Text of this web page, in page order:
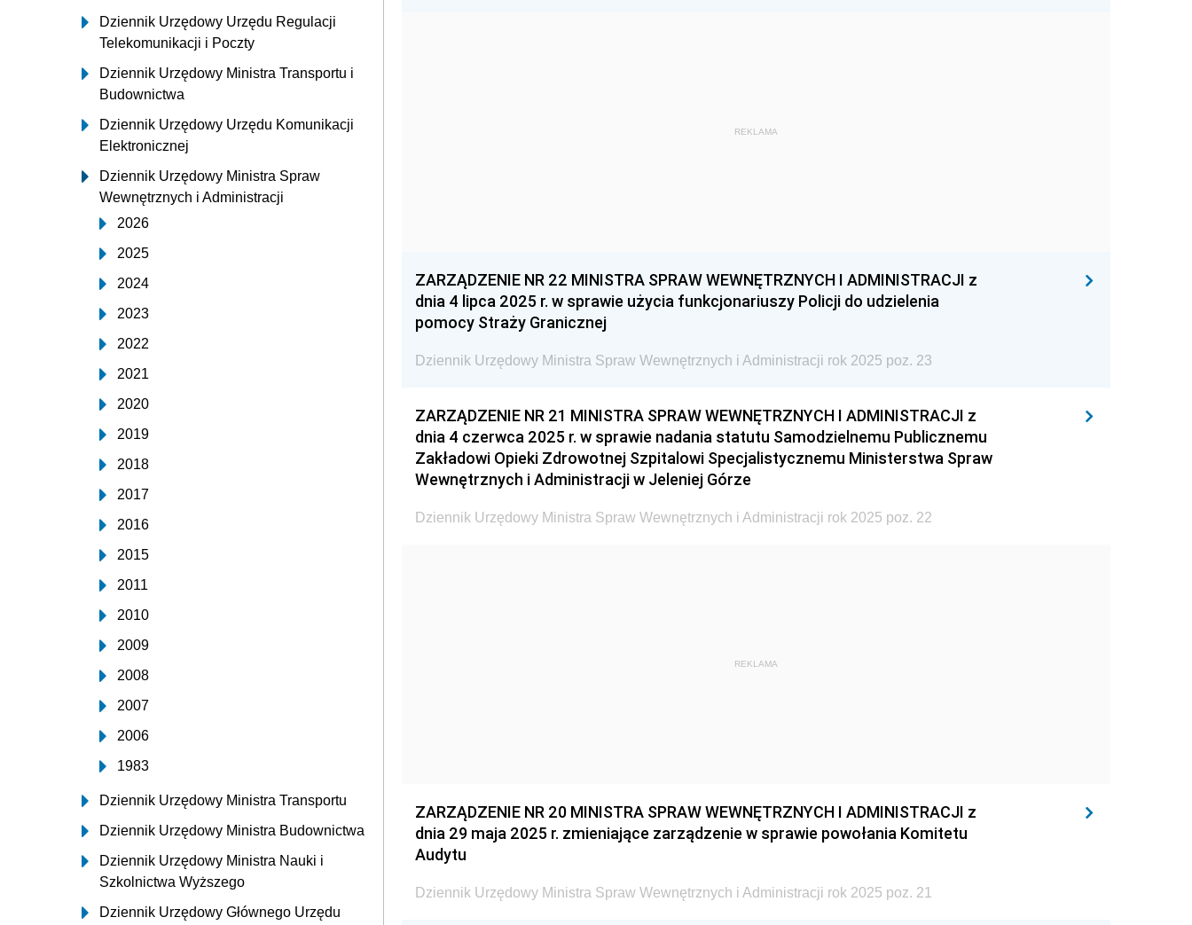
Dziennik Urzędowy Urzędu Regulacji
Telekomunikacji i Poczty
Dziennik Urzędowy Ministra Transportu i
Budownictwa
Dziennik Urzędowy Urzędu Komunikacji
Elektronicznej
Dziennik Urzędowy Ministra Spraw
Wewnętrznych i Administracji
2026
2025
2024
2023
2022
2021
2020
2019
2018
2017
2016
2015
2011
2010
2009
2008
2007
2006
1983
Dziennik Urzędowy Ministra Transportu
Dziennik Urzędowy Ministra Budownictwa
Dziennik Urzędowy Ministra Nauki i
Szkolnictwa Wyższego
Dziennik Urzędowy Głównego Urzędu
REKLAMA
ZARZĄDZENIE NR 22 MINISTRA SPRAW WEWNĘTRZNYCH I ADMINISTRACJI z
dnia 4 lipca 2025 r. w sprawie użycia funkcjonariuszy Policji do udzielenia
pomocy Straży Granicznej
Dziennik Urzędowy Ministra Spraw Wewnętrznych i Administracji rok 2025 poz. 23
ZARZĄDZENIE NR 21 MINISTRA SPRAW WEWNĘTRZNYCH I ADMINISTRACJI z
dnia 4 czerwca 2025 r. w sprawie nadania statutu Samodzielnemu Publicznemu
Zakładowi Opieki Zdrowotnej Szpitalowi Specjalistycznemu Ministerstwa Spraw
Wewnętrznych i Administracji w Jeleniej Górze
Dziennik Urzędowy Ministra Spraw Wewnętrznych i Administracji rok 2025 poz. 22
REKLAMA
ZARZĄDZENIE NR 20 MINISTRA SPRAW WEWNĘTRZNYCH I ADMINISTRACJI z
dnia 29 maja 2025 r. zmieniające zarządzenie w sprawie powołania Komitetu
Audytu
Dziennik Urzędowy Ministra Spraw Wewnętrznych i Administracji rok 2025 poz. 21